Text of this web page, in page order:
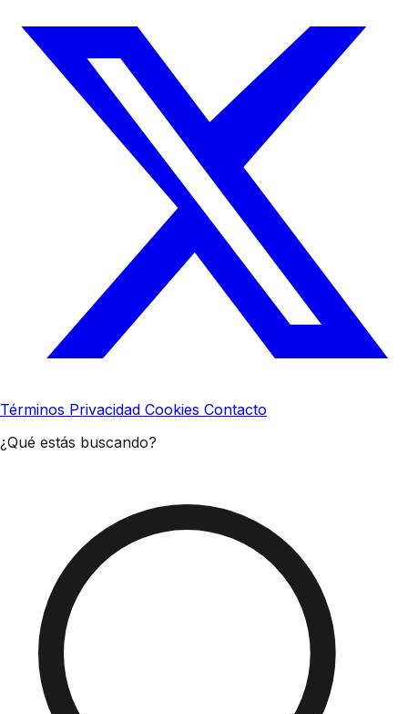
Términos Privacidad Cookies Contacto
¿Qué estás buscando?